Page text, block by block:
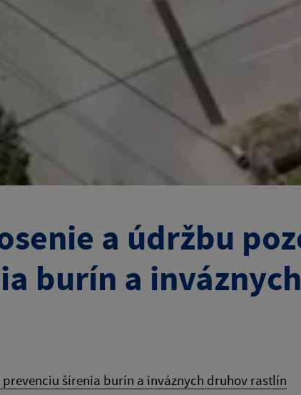
a údržbu
burín a inváznych
prevenciu šírenia burín a inváznych druhov rastlín